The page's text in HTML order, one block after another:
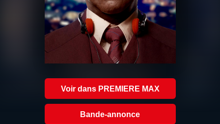
Voir dans PREMIERE MAX
Bande-annonce